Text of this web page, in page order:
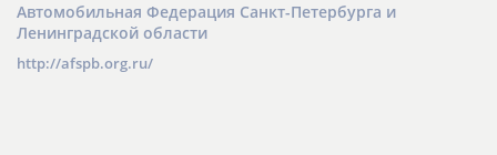
Автомобильная Федерация Санкт-Петербурга и
Ленинградской области
http://afspb.org.ru/